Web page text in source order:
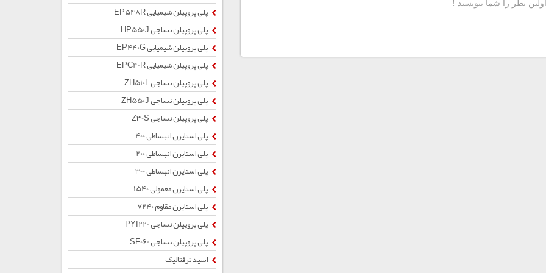
پلی پروپیلن شیمیایی EP548R
پلی پروپیلن نساجی HP550J
پلی پروپیلن شیمیایی EP440G
پلی پروپیلن شیمیایی EPC40R
پلی پروپیلن نساجی ZH510L
پلی پروپیلن نساجی ZH550J
پلی پروپیلن نساجی Z30S
پلی استایرن انبساطی 400
پلی استایرن انبساطی 200
پلی استایرن انبساطی 300
پلی استایرن معمولی 1540
پلی استایرن مقاوم 7240
پلی پروپیلن نساجی PYI220
پلی پروپیلن نساجی SF060
اسید ترفتالیک